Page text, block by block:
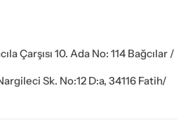
Çarşısı 10. Ada No: 114 Bağcılar /
Sk. No:12 D:a, 34116 Fatih/